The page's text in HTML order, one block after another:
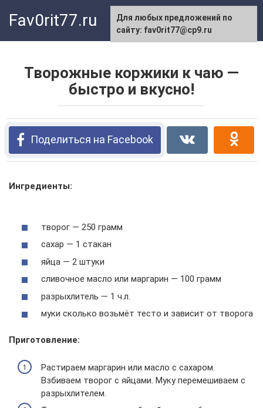
Fav0rit77.ru
Творожные коржики к чаю —
быстро и вкусно!
Поделиться на Facebook
Ингредиенты:
творог — 250 грамм
сахар — 1 стакан
яйца — 2 штуки
сливочное масло или маргарин — 100 грамм
разрыхлитель — 1 ч.л.
муки сколько возьмёт тесто и зависит от творога
Приготовление:
Растираем маргарин или масло с сахаром.
Взбиваем творог с яйцами. Муку перемешиваем с
разрыхлителем.
Для любых предложений по
сайту: fav0rit77@cp9.ru